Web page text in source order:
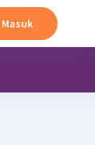
Masuk